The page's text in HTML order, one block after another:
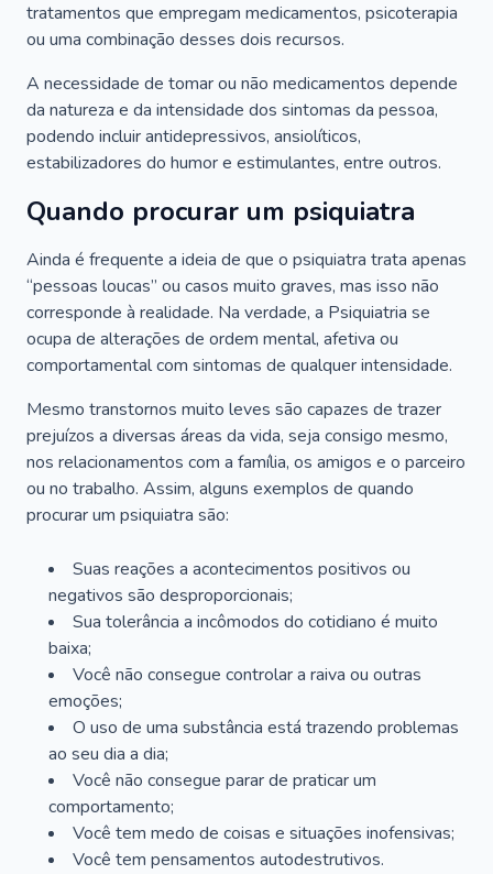
tratamentos que empregam medicamentos, psicoterapia
ou uma combinação desses dois recursos.
A necessidade de tomar ou não medicamentos depende
da natureza e da intensidade dos sintomas da pessoa,
podendo incluir antidepressivos, ansiolíticos,
estabilizadores do humor e estimulantes, entre outros.
Quando procurar um psiquiatra
Ainda é frequente a ideia de que o psiquiatra trata apenas
“pessoas loucas” ou casos muito graves, mas isso não
corresponde à realidade. Na verdade, a Psiquiatria se
ocupa de alterações de ordem mental, afetiva ou
comportamental com sintomas de qualquer intensidade.
Mesmo transtornos muito leves são capazes de trazer
prejuízos a diversas áreas da vida, seja consigo mesmo,
nos relacionamentos com a família, os amigos e o parceiro
ou no trabalho. Assim, alguns exemplos de quando
procurar um psiquiatra são:
Suas reações a acontecimentos positivos ou
negativos são desproporcionais;
Sua tolerância a incômodos do cotidiano é muito
baixa;
Você não consegue controlar a raiva ou outras
emoções;
O uso de uma substância está trazendo problemas
ao seu dia a dia;
Você não consegue parar de praticar um
comportamento;
Você tem medo de coisas e situações inofensivas;
Você tem pensamentos autodestrutivos.